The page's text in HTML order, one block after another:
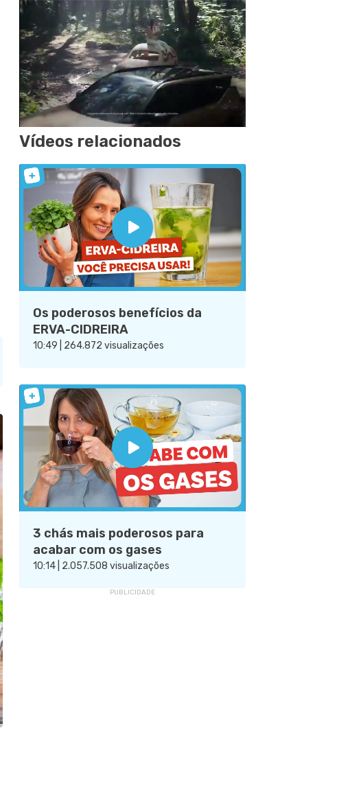
Vídeos relacionados
Os poderosos benefícios da
ERVA-CIDREIRA
10:49 | 264.872 visualizações
3 chás mais poderosos para
acabar com os gases
10:14 | 2.057.508 visualizações